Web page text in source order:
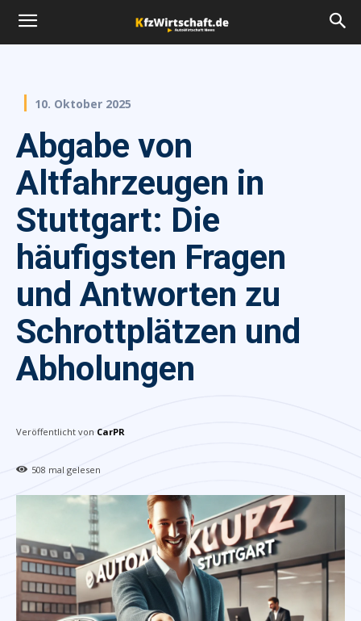
10. Oktober 2025
Abgabe von
Altfahrzeugen in
Stuttgart: Die
häufigsten Fragen
und Antworten zu
Schrottplätzen und
Abholungen
Veröffentlicht von CarPR
508 mal gelesen